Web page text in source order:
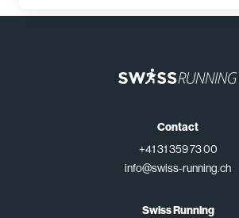
Contact
+41 31 359 73 00
info@swiss-running.ch
Swiss Running